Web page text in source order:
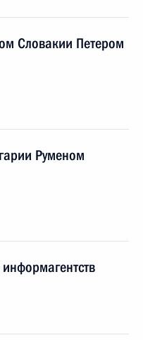
Словакии Петером
Руменом